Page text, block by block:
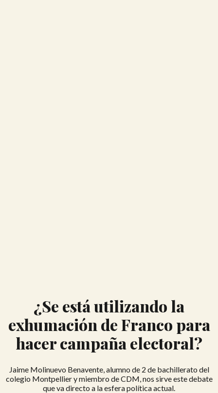
¿Se está utilizando la
exhumación de Franco para
hacer campaña electoral?
Jaime Molinuevo Benavente, alumno de 2 de bachillerato del
colegio Montpellier y miembro de CDM, nos sirve este debate
que va directo a la esfera política actual.